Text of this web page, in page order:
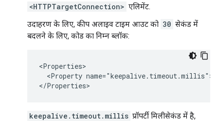
<HTTPTargetConnection> एलिमेंट.
उदाहरण के लिए, कीप अलाइव टाइम आउट को 30 सेकंड में
बदलने के लिए, कोड का निम्न ब्लॉक:
<Properties>
<Property
</Properties>
keepalive.timeout.millis प्रॉपर्टी मिलीसेकंड में है,